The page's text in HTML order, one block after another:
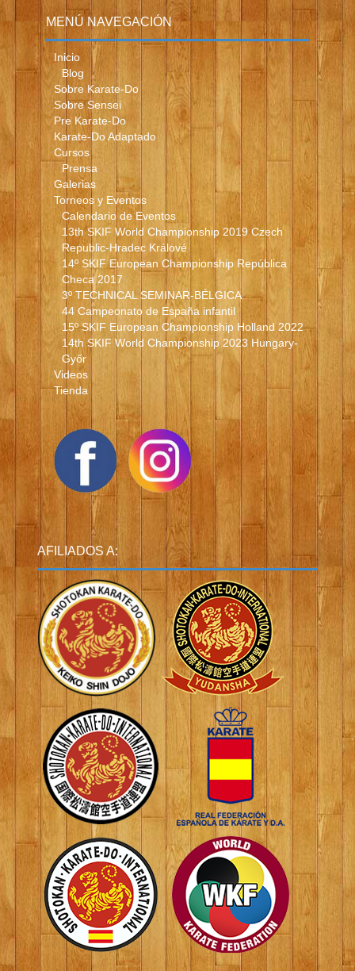
MENÚ NAVEGACIÓN
Inicio
Blog
Sobre Karate-Do
Sobre Sensei
Pre Karate-Do
Karate-Do Adaptado
Cursos
Prensa
Galerias
Torneos y Eventos
Calendario de Eventos
13th SKIF World Championship 2019 Czech
Republic-Hradec Králové
14º SKIF European Championship República
Checa 2017
3º TECHNICAL SEMINAR-BÉLGICA
44 Campeonato de España infantil
15º SKIF European Championship Holland 2022
14th SKIF World Championship 2023 Hungary-
Győr
Videos
Tienda
AFILIADOS A: